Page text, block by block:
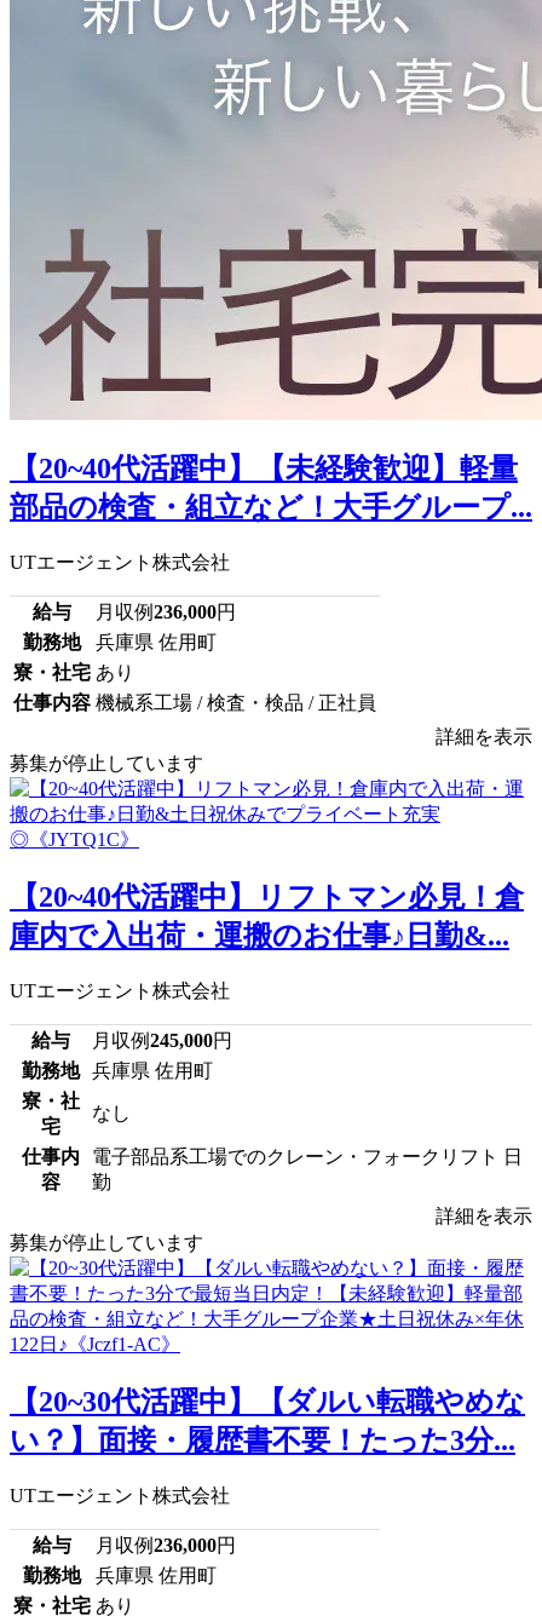
【20~40代活躍中】【未経験歓迎】軽量
部品の検査・組立など！大手グループ...
UTエージェント株式会社
給与 月収例236,000円
勤務地
兵庫県 佐用町
寮・社宅 あり
仕事内容 機械系工場 / 検査・検品 / 正社員
詳細を表示
募集が停止しています
【20~40代活躍中】リフトマン必見！倉
庫内で入出荷・運搬のお仕事♪日勤&...
UTエージェント株式会社
給与 月収例245,000円
勤務地
兵庫県 佐用町
寮・社
宅
なし
仕事内
容
電子部品系工場でのクレーン・フォークリフト 日
勤
詳細を表示
募集が停止しています
【20~30代活躍中】【ダルい転職やめな
い？】面接・履歴書不要！たった3分...
UTエージェント株式会社
給与 月収例236,000円
勤務地
兵庫県 佐用町
寮・社宅 あり